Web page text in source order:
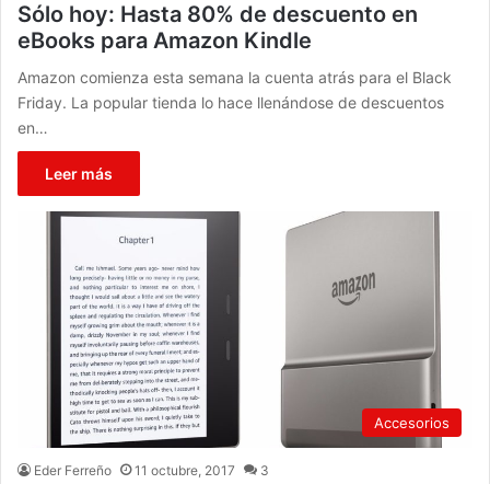
Sólo hoy: Hasta 80% de descuento en
eBooks para Amazon Kindle
Amazon comienza esta semana la cuenta atrás para el Black
Friday. La popular tienda lo hace llenándose de descuentos
en…
Leer más
Accesorios
Eder Ferreño 11 octubre, 2017 3